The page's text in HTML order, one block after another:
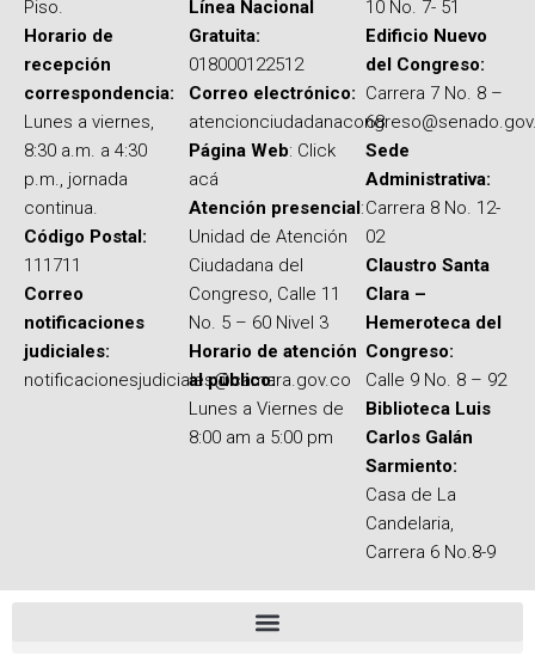
Piso.
Horario de
recepción
correspondencia:
Lunes a viernes,
8:30 a.m. a 4:30
p.m., jornada
continua.
Código Postal:
111711
Correo
notificaciones
judiciales:
notificacionesjudiciales@camara.gov.co
Línea Nacional
Gratuita:
018000122512
Correo electrónico:
Página Web: Click
acá
Atención presencial:
Unidad de Atención
Ciudadana del
Congreso, Calle 11
No. 5 – 60 Nivel 3
Horario de atención
al público:
Lunes a Viernes de
8:00 am a 5:00 pm
10 No. 7- 51
Edificio Nuevo
del Congreso:
Carrera 7 No. 8 –
68
Sede
Administrativa:
Carrera 8 No. 12-
02
Claustro Santa
Clara –
Hemeroteca del
Congreso:
Calle 9 No. 8 – 92
Biblioteca Luis
Carlos Galán
Sarmiento:
Casa de La
Candelaria,
Carrera 6 No.8-9